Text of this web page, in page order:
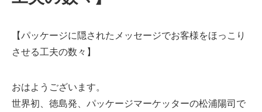
【パッケージに隠されたメッセージでお客様をほっこり
させる工夫の数々】
おはようございます。
世界初、徳島発、パッケージマーケッターの松浦陽司で